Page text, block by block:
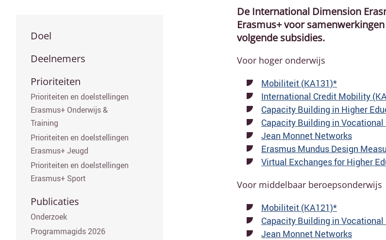
Secundair menu
Doel
Deelnemers
Prioriteiten
Prioriteiten en doelstellingen
Erasmus+ Onderwijs &
Training
Prioriteiten en doelstellingen
Erasmus+ Jeugd
Prioriteiten en doelstellingen
Erasmus+ Sport
Publicaties
Onderzoek
Programmagids 2026
De International Dimension
Erasmus+ voor
volgende subsidies.
Voor hoger onderwijs
Mobiliteit (KA131)*
International Credit Mobility
Capacity Building in Higher
Capacity Building in
Jean Monnet Networks
Erasmus Mundus Design
Virtual Exchanges for Higher
Voor middelbaar beroepsonderwijs
Mobiliteit (KA121)*
Capacity Building in
Jean Monnet Networks